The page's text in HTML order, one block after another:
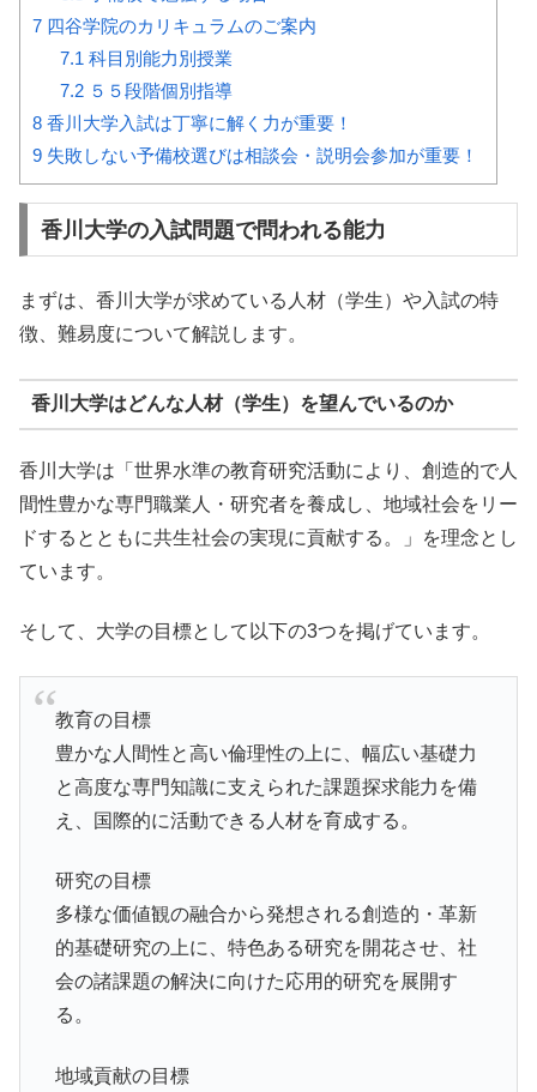
7 四谷学院のカリキュラムのご案内
7.1 科目別能力別授業
7.2５５段階個別指導
8 香川大学入試は丁寧に解く力が重要！
9 失敗しない予備校選びは相談会・説明会参加が重要！
香川大学の入試問題で問われる能力
まずは、香川大学が求めている人材（学生）や入試の特
徴、難易度について解説します。
香川大学はどんな人材（学生）を望んでいるのか
香川大学は「世界水準の教育研究活動により、創造的で人
間性豊かな専門職業人・研究者を養成し、地域社会をリー
ドするとともに共生社会の実現に貢献する。」を理念とし
ています。
そして、大学の目標として以下の3つを掲げています。
教育の目標
豊かな人間性と高い倫理性の上に、幅広い基礎力
と高度な専門知識に支えられた課題探求能力を備
え、国際的に活動できる人材を育成する。
研究の目標
多様な価値観の融合から発想される創造的・革新
的基礎研究の上に、特色ある研究を開花させ、社
会の諸課題の解決に向けた応用的研究を展開す
る。
地域貢献の目標